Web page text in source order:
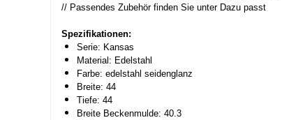
// Passendes Zubehör finden Sie unter Dazu passt
Spezifikationen:
Serie: Kansas
Material: Edelstahl
Farbe: edelstahl seidenglanz
Breite: 44
Tiefe: 44
Breite Beckenmulde: 40.3